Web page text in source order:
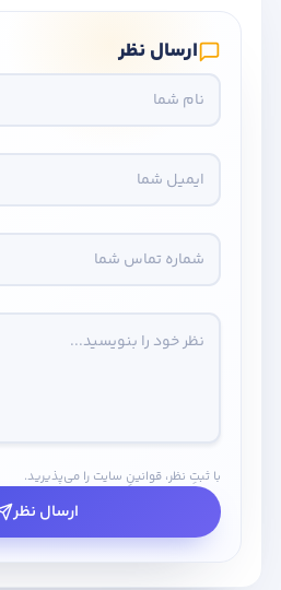
ارسال نظر
با ثبتِ نظر، قوانینِ سایت را می‌پذیرید.
ارسال نظر